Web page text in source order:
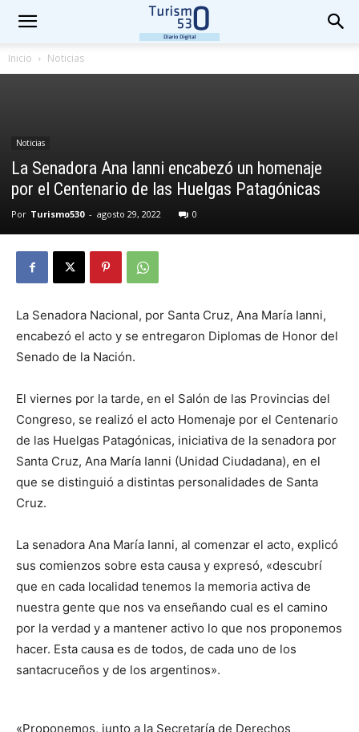
Inicio Noticias
Noticias
La Senadora Ana Ianni encabezó un homenaje
por el Centenario de las Huelgas Patagónicas
Por Turismo530 - agosto 29, 2022 0
La Senadora Nacional, por Santa Cruz, Ana María Ianni,
encabezó el acto y se entregaron Diplomas de Honor del
Senado de la Nación.
El viernes por la tarde, en el Salón de las Provincias del
Congreso, se realizó el acto Homenaje por el Centenario
de las Huelgas Patagónicas, iniciativa de la senadora por
Santa Cruz, Ana María Ianni (Unidad Ciudadana), en el
que se distinguió a distintas personalidades de Santa
Cruz.
La senadora Ana María Ianni, al comenzar el acto, explicó
sus comienzos sobre esta causa y expresó, «descubrí
que en cada localidad tenemos la memoria activa de
nuestra gente que nos va enseñando cual es el camino
por la verdad y a mantener activo lo que nos proponemos
hacer. Esta causa es de todos, de cada uno de los
santacruceños y de los argentinos».
«Proponemos, junto a la Secretaría de Derechos